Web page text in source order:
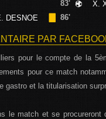
83'
X.
DESNOE
86'
PAR
pour le compte de la
pour ce match
gastro et la titularisation
le match et se